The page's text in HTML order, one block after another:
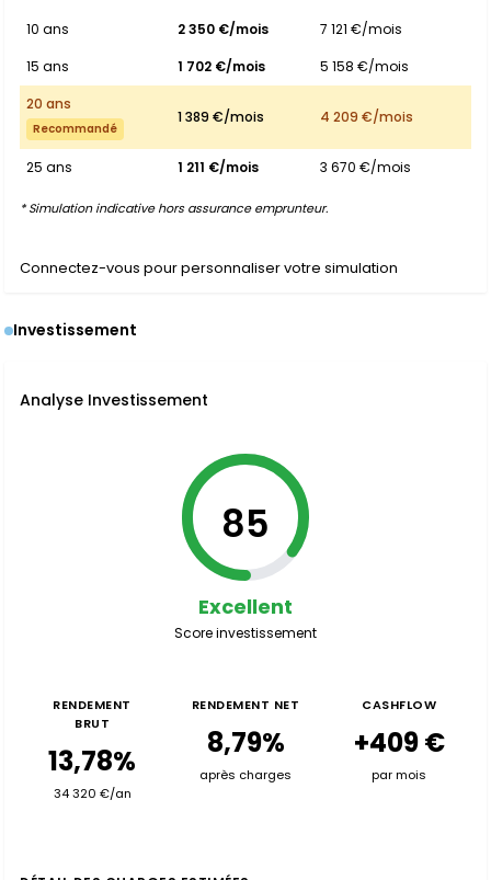
10 ans
2 350 €/mois
7 121 €/mois
15 ans
1 702 €/mois
5 158 €/mois
20 ans
Recommandé
1 389 €/mois 4 209 €/mois
25 ans 1 211 €/mois 3 670 €/mois
* Simulation indicative hors assurance emprunteur.
Connectez-vous pour personnaliser votre simulation
Investissement
Analyse Investissement
85
Excellent
Score investissement
RENDEMENT
BRUT
13,78%
34 320 €/an
RENDEMENT NET
8,79%
après charges
CASHFLOW
+409 €
par mois